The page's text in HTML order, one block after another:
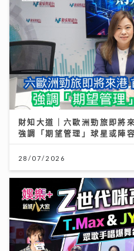
財知大道｜六歐洲勁旅即將
強調「期望管理」球星或陣
28/07/2026